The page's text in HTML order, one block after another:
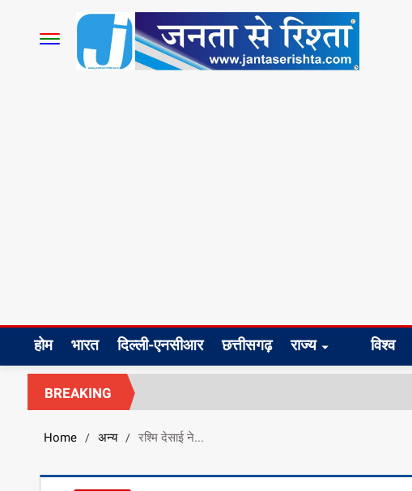
होम भारत दिल्ली-एनसीआर छत्तीसगढ़ राज्य विश्व
BREAKING
Home / अन्य / रश्मि देसाई ने...